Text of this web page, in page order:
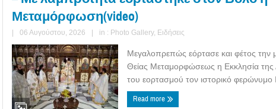
Μεταμόρφωση(video)
06 Αυγούστου, 2026 in : Photo Gallery, Ειδήσεις
Μεγαλοπρεπώς εόρτασε και φέτος την
Θείας Μεταμορφώσεως η Εκκλησία της
του εορτασμού τον ιστορικό φερώνυμο
Read more